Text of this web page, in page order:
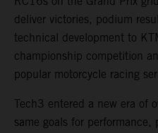
deliver victories, podium
technical development to
championship competition
popular motorcycle racing
Tech3 entered a new era of
same goals for